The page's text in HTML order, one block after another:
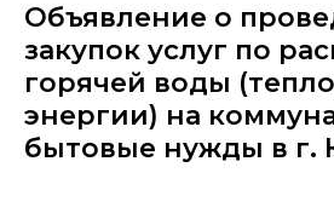
Объявление о
закупок услуг по
горячей воды
энергии) на
бытовые нужды в г.